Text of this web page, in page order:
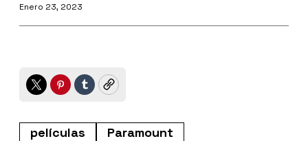
Enero 23, 2023
TwitterPinterest
TumblrCopy
películas
Paramount